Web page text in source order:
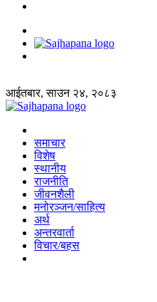
आईतबार, साउन २४, २०८३
समाचार
विशेष
स्थानीय
राजनीति
जीवनशैली
मनोरञ्जन/साहित्य
अर्थ
अन्तरवार्ता
विचार/बहस